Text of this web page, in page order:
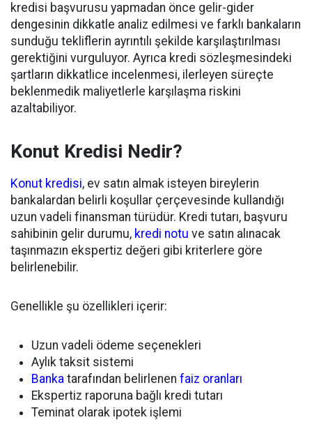
kredisi başvurusu yapmadan önce gelir-gider
dengesinin dikkatle analiz edilmesi ve farklı bankaların
sunduğu tekliflerin ayrıntılı şekilde karşılaştırılması
gerektiğini vurguluyor. Ayrıca kredi sözleşmesindeki
şartların dikkatlice incelenmesi, ilerleyen süreçte
beklenmedik maliyetlerle karşılaşma riskini
azaltabiliyor.
Konut Kredisi Nedir?
Konut kredisi, ev satın almak isteyen bireylerin
bankalardan belirli koşullar çerçevesinde kullandığı
uzun vadeli finansman türüdür. Kredi tutarı, başvuru
sahibinin gelir durumu, kredi notu ve satın alınacak
taşınmazın ekspertiz değeri gibi kriterlere göre
belirlenebilir.
Genellikle şu özellikleri içerir:
Uzun vadeli ödeme seçenekleri
Aylık taksit sistemi
Banka tarafından belirlenen faiz oranları
Ekspertiz raporuna bağlı kredi tutarı
Teminat olarak ipotek işlemi